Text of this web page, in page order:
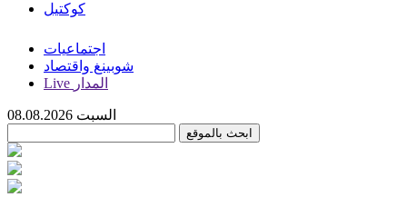
كوكتيل
اجتماعيات
شوبينغ واقتصاد
Live المدار